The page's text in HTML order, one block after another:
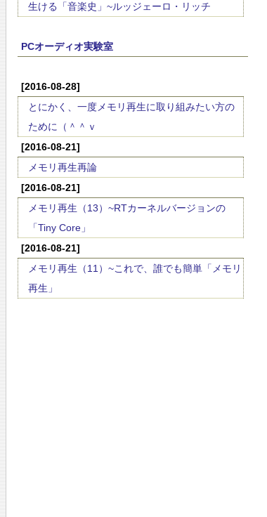
生ける「音楽史」~ルッジェーロ・リッチ
PCオーディオ実験室
[2016-08-28]
とにかく、一度メモリ再生に取り組みたい方の
ために（＾＾ｖ
[2016-08-21]
メモリ再生再論
[2016-08-21]
メモリ再生（13）~RTカーネルバージョンの
「Tiny Core」
[2016-08-21]
メモリ再生（11）~これで、誰でも簡単「メモリ
再生」